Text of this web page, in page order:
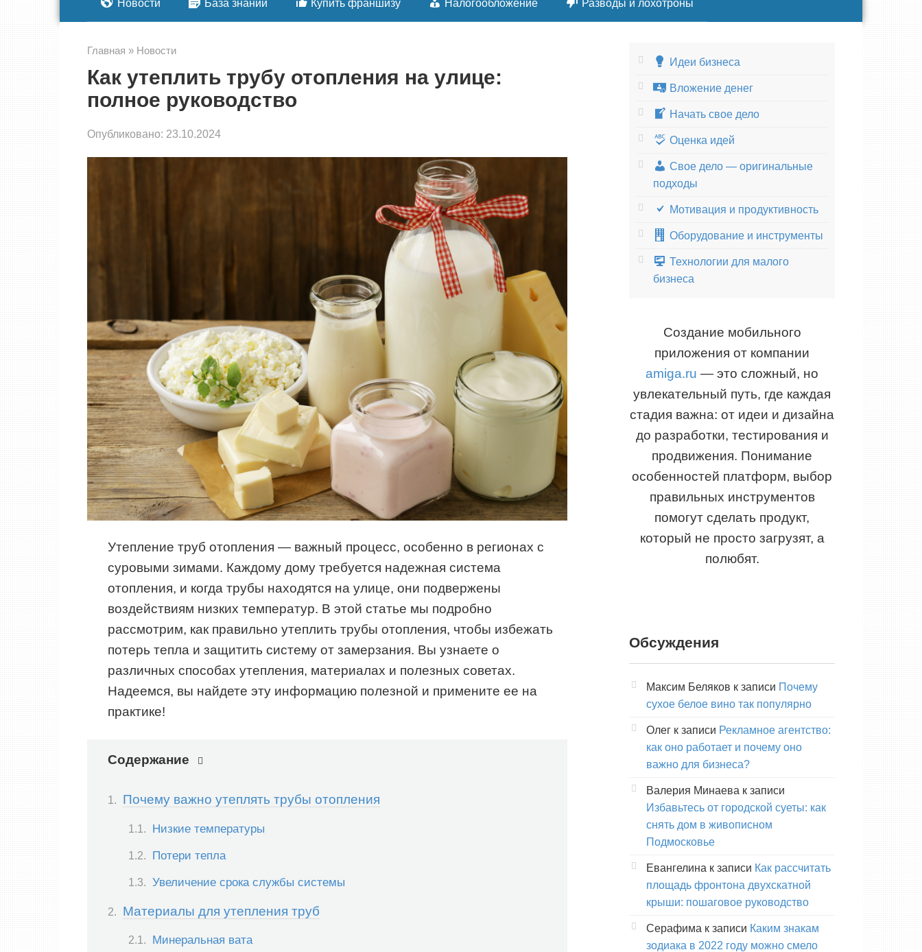
Новости База знаний Купить франшизу Налогообложение Разводы и лохотроны
Главная » Новости
Как утеплить трубу отопления на улице:
полное руководство
Опубликовано: 23.10.2024
Утепление труб отопления — важный процесс, особенно в регионах с
суровыми зимами. Каждому дому требуется надежная система
отопления, и когда трубы находятся на улице, они подвержены
воздействиям низких температур. В этой статье мы подробно
рассмотрим, как правильно утеплить трубы отопления, чтобы избежать
потерь тепла и защитить систему от замерзания. Вы узнаете о
различных способах утепления, материалах и полезных советах.
Надеемся, вы найдете эту информацию полезной и примените ее на
практике!
Содержание
Почему важно утеплять трубы отопления
Низкие температуры
Потери тепла
Увеличение срока службы системы
Материалы для утепления труб
Минеральная вата
Идеи бизнеса
Вложение денег
Начать свое дело
Оценка идей
Свое дело — оригинальные
подходы
Мотивация и продуктивность
Оборудование и инструменты
Технологии для малого
бизнеса
Создание мобильного
приложения от компании
amiga.ru — это сложный, но
увлекательный путь, где каждая
стадия важна: от идеи и дизайна
до разработки, тестирования и
продвижения. Понимание
особенностей платформ, выбор
правильных инструментов
помогут сделать продукт,
который не просто загрузят, а
полюбят.
Обсуждения
Максим Беляков к записи Почему
сухое белое вино так популярно
Олег к записи Рекламное агентство:
как оно работает и почему оно
важно для бизнеса?
Валерия Минаева к записи
Избавьтесь от городской суеты: как
снять дом в живописном
Подмосковье
Евангелина к записи Как рассчитать
площадь фронтона двухскатной
крыши: пошаговое руководство
Серафима к записи Каким знакам
зодиака в 2022 году можно смело